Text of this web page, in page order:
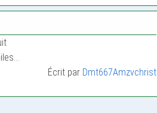
Écrit par Dmt667Amzvchrist